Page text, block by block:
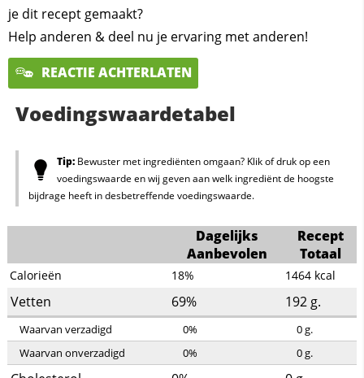
je dit recept gemaakt?
Help anderen & deel nu je ervaring met anderen!
REACTIE ACHTERLATEN
Voedingswaardetabel
Tip:Bewuster met ingrediënten omgaan? Klik of druk op een
voedingswaarde en wij geven aan welk ingrediënt de hoogste
bijdrage heeft in desbetreffende voedingswaarde.
Dagelijks
Aanbevolen
Recept
Totaal
Calorieën 18% 1464 kcal
Vetten 69% 192 g.
Waarvan verzadigd 0% 0g.
Waarvan onverzadigd
0% 0g.